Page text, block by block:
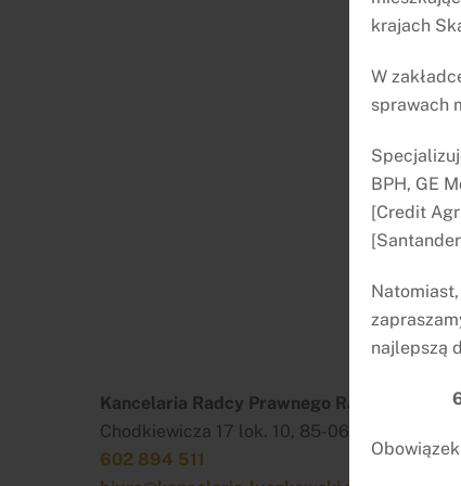
krajach
W
sprawach
BPH, GE
[Credit
najlepszą
Kancelaria Radcy Prawnego Rafał
Chodkiewicza 17 lok. 10, 85-065 Bydgoszcz
602 894 511